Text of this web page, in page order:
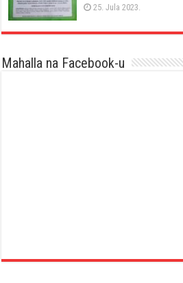
25. Jula 2023.
Mahalla na Facebook-u